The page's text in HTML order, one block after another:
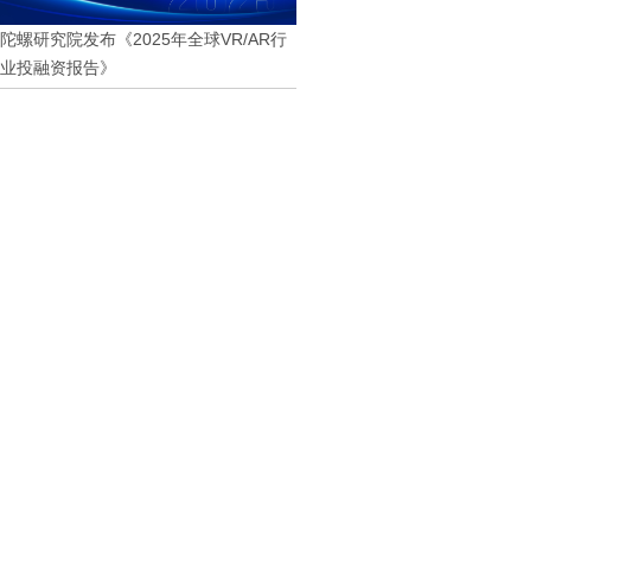
陀螺研究院发布《2025年全球VR/AR行
业投融资报告》